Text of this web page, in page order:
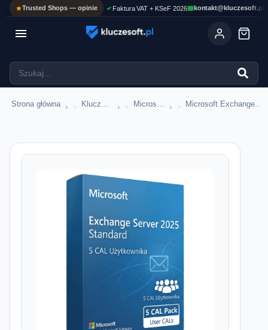
Trusted Shops — opinie Faktura VAT + KSeF 2026 kontakt@kluczesoft.pl

Strona główna › Klucze serwerowe › Microsoft Exchange Server › Microsoft Exchange Server 2025